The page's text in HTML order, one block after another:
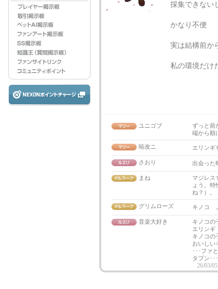
採集できない
かなり不便
実は結構前か
私の環境だけ
ユニゴブ
ずっと前
端から順
暁改ニ
エリンギ
さおり 出会った
まね
マジレス
ょう。
ね？）。
グリムローズ
キノコ
音楽大好き
キノコ
エリン
キノコの
おいしい
･･･ファ
タブン･
26/03/